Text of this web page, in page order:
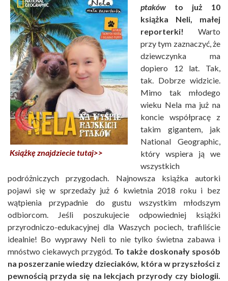
Książkę znajdziecie tutaj>>
ptaków to już 10
książka Neli, małej
reporterki!
Warto
przy tym zaznaczyć, że
dziewczynka ma
dopiero 12 lat. Tak,
tak. Dobrze widzicie.
Mimo tak młodego
wieku Nela ma już na
koncie współpracę z
takim gigantem, jak
National Geographic,
który wspiera ją we
wszystkich
podróżniczych przygodach. Najnowsza książka autorki
pojawi się w sprzedaży już 6 kwietnia 2018 roku i bez
wątpienia przypadnie do gustu wszystkim młodszym
odbiorcom. Jeśli poszukujecie odpowiedniej książki
przyrodniczo-edukacyjnej dla Waszych pociech, trafiliście
idealnie! Bo wyprawy Neli to nie tylko świetna zabawa i
mnóstwo ciekawych przygód. To także doskonały sposób
na poszerzanie wiedzy dzieciaków, która w przyszłości z
pewnością przyda się na lekcjach przyrody czy biologii.